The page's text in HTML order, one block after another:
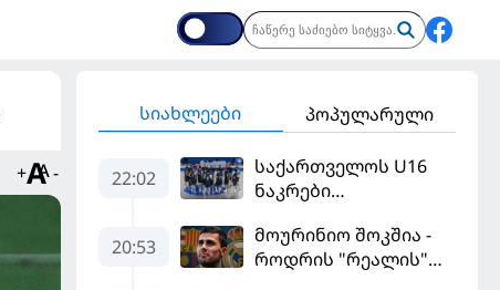
+ -
სიახლეები პოპულარული
22:02
საქართველოს U16
ნაკრები
ფინალურ ეტაპზე – A
დივიზიონში
20:53
მოურინიო შოკშია -
როდრის "რეალის"